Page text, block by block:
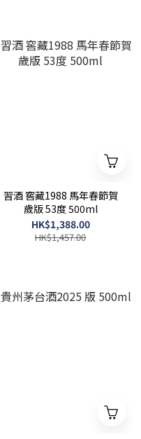
習酒 窖藏1988 馬年春節賀
歲版 53度 500ml
HK$1,388.00
HK$1,457.00